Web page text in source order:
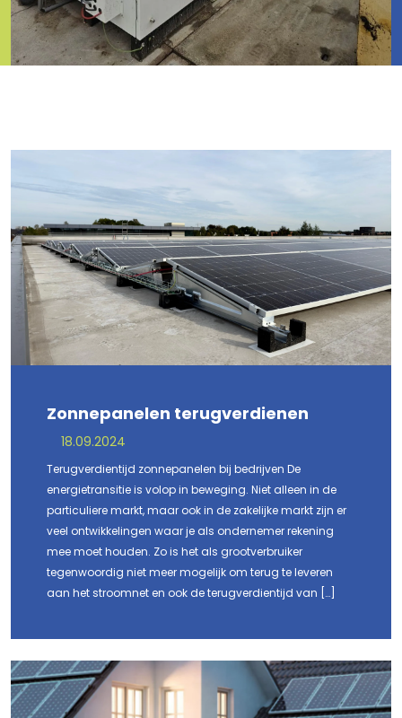
Zonnepanelen terugverdienen
18.09.2024
Terugverdientijd zonnepanelen bij bedrijven De
energietransitie is volop in beweging. Niet alleen in de
particuliere markt, maar ook in de zakelijke markt zijn er
veel ontwikkelingen waar je als ondernemer rekening
mee moet houden. Zo is het als grootverbruiker
tegenwoordig niet meer mogelijk om terug te leveren
aan het stroomnet en ook de terugverdientijd van […]